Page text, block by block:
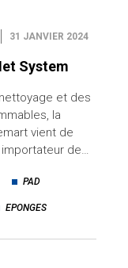
31 JANVIER 2024
System
et des
la
vient de
de…
PAD
EPONGES